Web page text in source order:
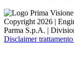
Copyright 2026 |
Parma S.p.A. |
Disclaimer